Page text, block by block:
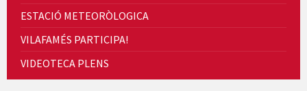
Cicle de Cine i Dones rurals
ESTACIÓ METEORÒLOGICA
VILAFAMÉS PARTICIPA!
VIDEOTECA PLENS